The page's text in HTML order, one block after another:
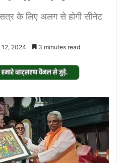
के लिए अलग से होगी सीनेट
2024 3 minutes read